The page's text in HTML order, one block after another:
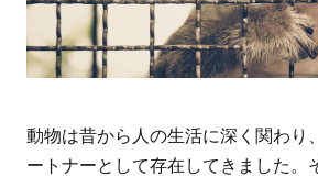
動物は昔から人の生活に深く関わり
ートナーとして存在してきました。